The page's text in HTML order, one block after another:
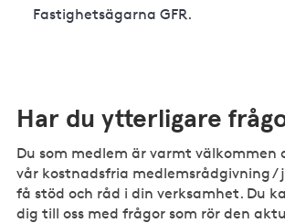
Fastighetsägarna GFR.
Har du ytterligare
Du som medlem är varmt
vår kostnadsfria medlemsrådgivning
få stöd och råd i din verksamhet. Du
dig till oss med frågor som rör den